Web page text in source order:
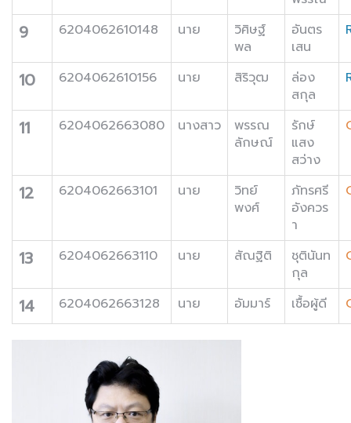
9 6204062610148 นาย
วิศิษฐ์
พล
อันตร
เสน
10 6204062610156 นาย สิริวุฒ
ล่อง
สกุล
11 6204062663080 นางสาว
พรรณ
ลักษณ์
รักษ์
แสง
สว่าง
12 6204062663101 นาย
วิทย์
พงศ์
ภัทรศรี
อังควร
า
13 6204062663110 นาย สัณฐิติ
ชุตินันท
กุล
14 6204062663128 นาย อัมมาร์ เชื้อผู้ดี